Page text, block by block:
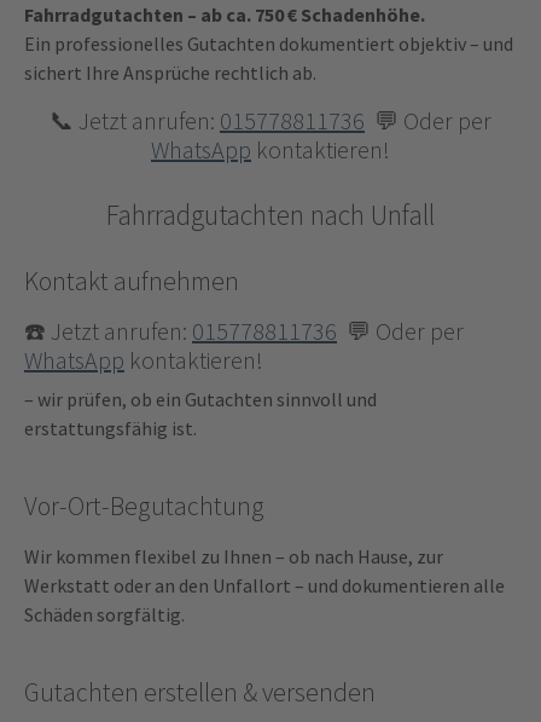
Fahrradgutachten – ab ca. 750 € Schadenhöhe.
Ein professionelles Gutachten dokumentiert objektiv – und
sichert Ihre Ansprüche rechtlich ab.
📞 Jetzt anrufen: 015778811736 💬 Oder per
WhatsApp kontaktieren!
Fahrradgutachten nach Unfall
Kontakt aufnehmen
☎️ Jetzt anrufen: 015778811736 💬 Oder per
WhatsApp kontaktieren!
– wir prüfen, ob ein Gutachten sinnvoll und
erstattungsfähig ist.
Vor-Ort-Begutachtung
Wir kommen flexibel zu Ihnen – ob nach Hause, zur
Werkstatt oder an den Unfallort – und dokumentieren alle
Schäden sorgfältig.
Gutachten erstellen & versenden